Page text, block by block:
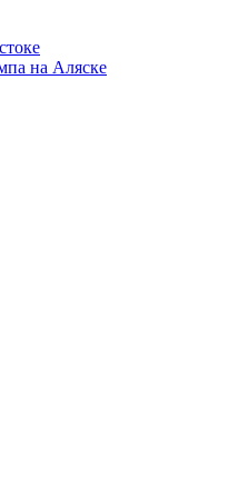
на Аляске